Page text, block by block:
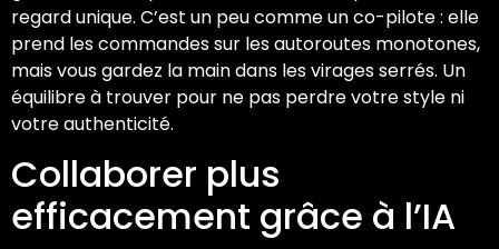
regard unique. C’est un peu comme un co-pilote : elle
prend les commandes sur les autoroutes monotones,
mais vous gardez la main dans les virages serrés. Un
équilibre à trouver pour ne pas perdre votre style ni
votre authenticité.
Collaborer plus
efficacement grâce à l’IA